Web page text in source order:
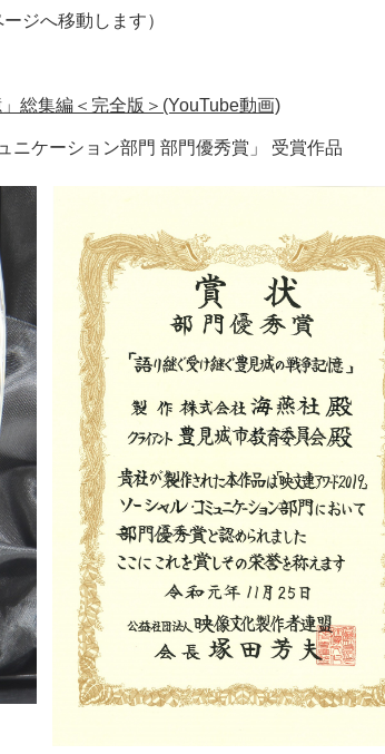
ジへ移動します）
総集編＜完全版＞(YouTube動画)
ニケーション部門 部門優秀賞」 受賞作品